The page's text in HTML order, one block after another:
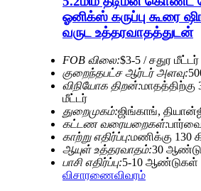
ஓனிக்ஸ் கருப்பு கூரை
வருட உத்தரவாதத்துடன்
FOB விலை:$3-5 / சதுர மீட்டர்
குறைந்தபட்ச ஆர்டர் அளவு:
விநியோக திறன்:மாதத்திற்கு
மீட்டர்
துறைமுகம்:ஜிங்காங்,
கட்டண வரையறைகள்:
காற்று எதிர்ப்பு:மணிக்கு 130
ஆயுள் உத்தரவாதம்:30
பாசி எதிர்ப்பு:5-10 ஆண்டுகள்
விசாரணைவிவரம்